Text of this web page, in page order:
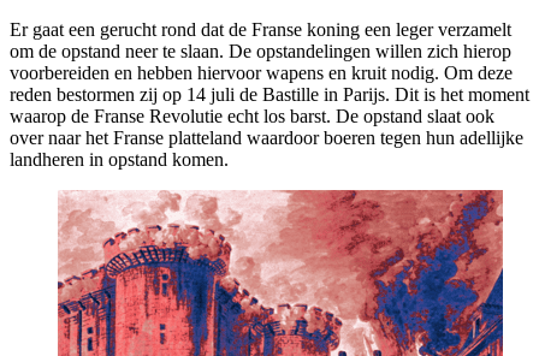
Er gaat een gerucht rond dat de Franse koning een leger verzamelt
om de opstand neer te slaan. De opstandelingen willen zich hierop
voorbereiden en hebben hiervoor wapens en kruit nodig. Om deze
reden bestormen zij op 14 juli de Bastille in Parijs. Dit is het moment
waarop de Franse Revolutie echt los barst. De opstand slaat ook
over naar het Franse platteland waardoor boeren tegen hun adellijke
landheren in opstand komen.